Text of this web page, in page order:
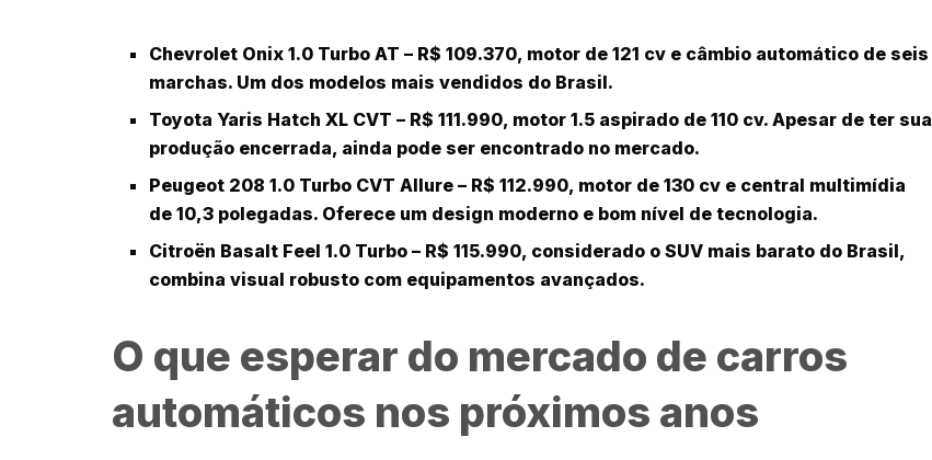
Chevrolet Onix 1.0 Turbo AT – R$ 109.370, motor de 121 cv e câmbio automático de seis
marchas. Um dos modelos mais vendidos do Brasil.
Toyota Yaris Hatch XL CVT – R$ 111.990, motor 1.5 aspirado de 110 cv. Apesar de ter sua
produção encerrada, ainda pode ser encontrado no mercado.
Peugeot 208 1.0 Turbo CVT Allure – R$ 112.990, motor de 130 cv e central multimídia
de 10,3 polegadas. Oferece um design moderno e bom nível de tecnologia.
Citroën Basalt Feel 1.0 Turbo – R$ 115.990, considerado o SUV mais barato do Brasil,
combina visual robusto com equipamentos avançados.
O que esperar do mercado de carros
automáticos nos próximos anos